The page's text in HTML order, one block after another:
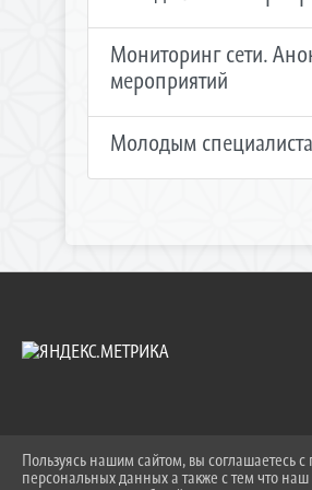
Мониторинг сети.
мероприятий
Молодым
2026 Г. UO.TIMREGION.RU
Пользуясь нашим сайтом, вы соглашаетесь с
персональных данных а также с тем что наш